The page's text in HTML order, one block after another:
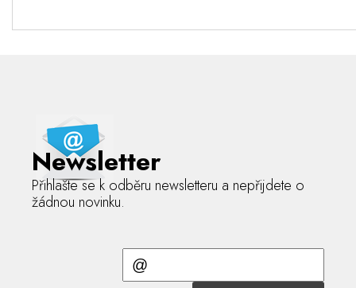
Newsletter
Přihlašte se k odběru newsletteru a nepřijdete o
žádnou novinku.